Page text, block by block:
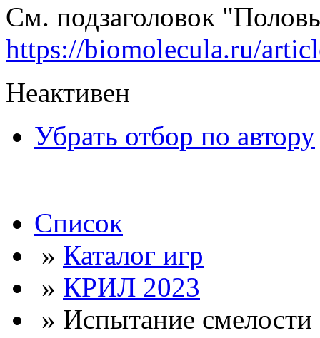
См. подзаголовок
https://biomolecula.ru/
Неактивен
Убрать отбор по автору
Список
» Каталог игр
» КРИЛ 2023
» Испытание